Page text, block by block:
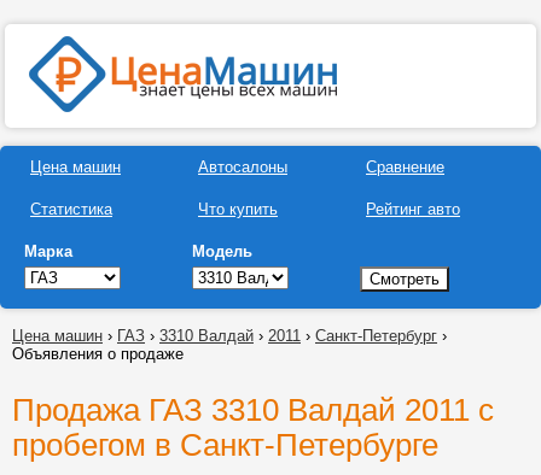
Цена машин
Статистика
Автосалоны
Что купить
Сравнение
Рейтинг авто
Марка Модель
Цена машин › ГАЗ › 3310 Валдай › 2011 › Санкт-Петербург ›
Объявления о продаже
Продажа ГАЗ 3310 Валдай 2011 с
пробегом в Санкт-Петербурге